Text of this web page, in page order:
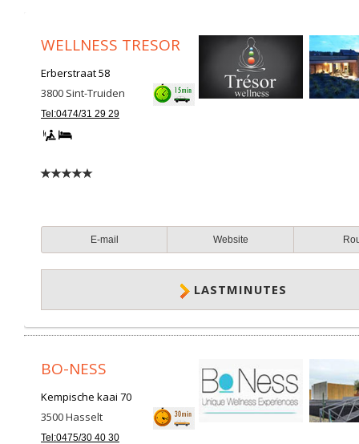
WELLNESS TRESOR
Erberstraat 58
3800 Sint-Truiden
Tel:0474/31 29 29
E-mail Website
LASTMINUTES
BO-NESS
Kempische kaai 70
3500Hasselt
Tel:0475/30 40 30